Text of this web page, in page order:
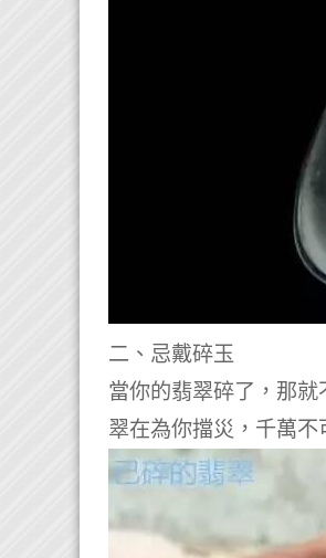
二、忌戴碎玉
當你的翡翠碎了，那就
翠在為你擋災，千萬不